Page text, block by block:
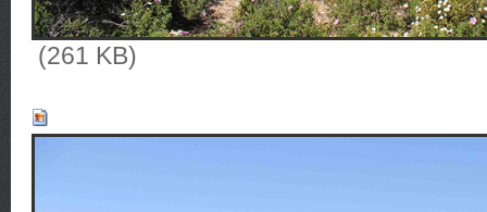
(261 KB)